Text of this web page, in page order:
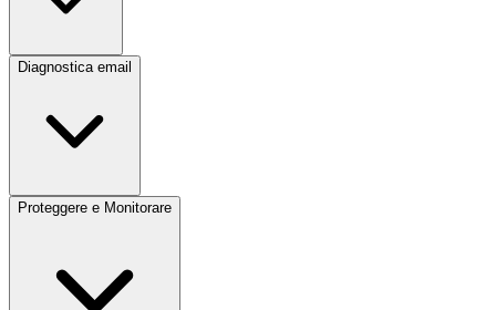
Diagnostica email
Proteggere e Monitorare